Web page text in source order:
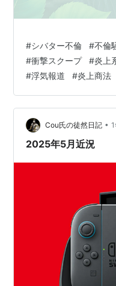
#シバター不倫 #不倫
#衝撃スクープ #炎上
#浮気報道 #炎上商法
Cou氏の徒然日記 •
2025年5月近況